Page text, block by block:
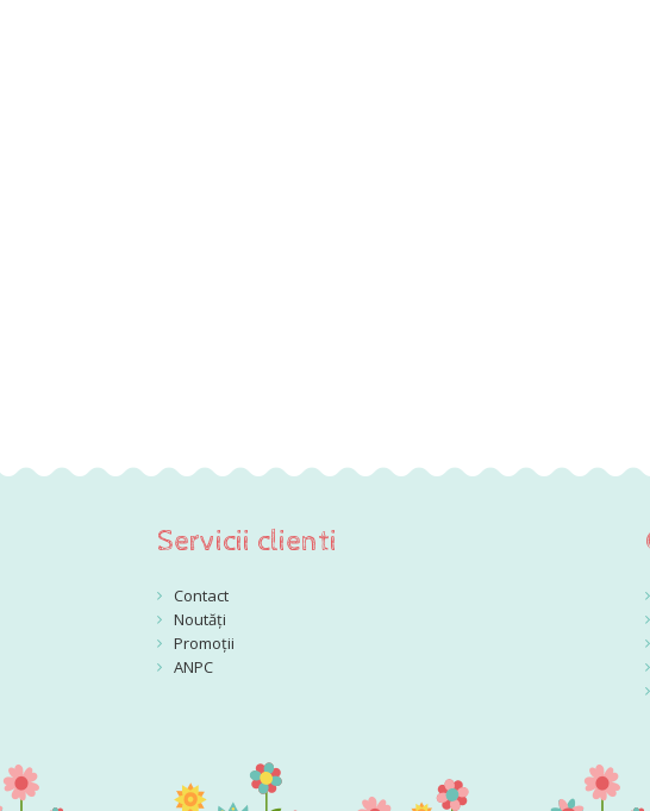
Servicii clienti
Contact
Noutăți
Promoții
ANPC